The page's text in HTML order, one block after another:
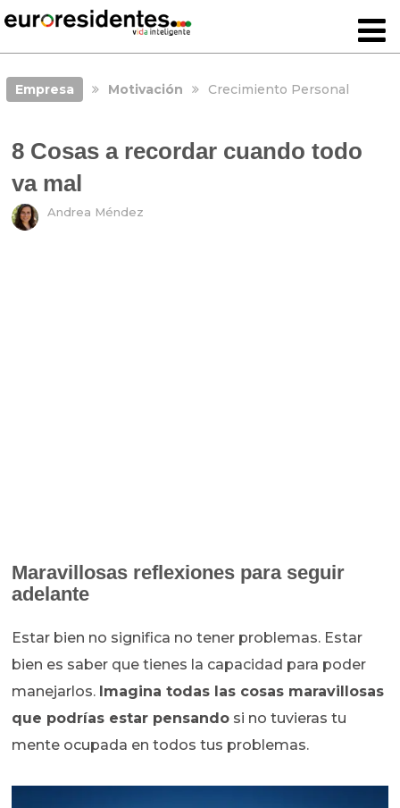
Empresa Motivación Crecimiento Personal
8 Cosas a recordar cuando todo
va mal
Andrea Méndez
Maravillosas reflexiones para seguir
adelante
Estar bien no significa no tener problemas. Estar
bien es saber que tienes la capacidad para poder
manejarlos. Imagina todas las cosas maravillosas
que podrías estar pensando si no tuvieras tu
mente ocupada en todos tus problemas.